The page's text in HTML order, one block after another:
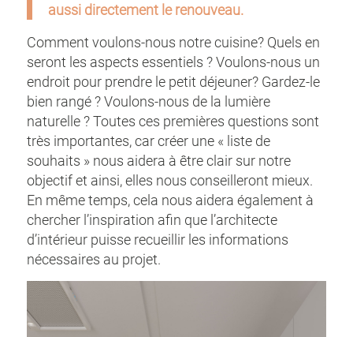
aussi directement le renouveau.
Comment voulons-nous notre cuisine? Quels en
seront les aspects essentiels ? Voulons-nous un
endroit pour prendre le petit déjeuner? Gardez-le
bien rangé ? Voulons-nous de la lumière
naturelle ? Toutes ces premières questions sont
très importantes, car créer une « liste de
souhaits » nous aidera à être clair sur notre
objectif et ainsi, elles nous conseilleront mieux.
En même temps, cela nous aidera également à
chercher l’inspiration afin que l’architecte
d’intérieur puisse recueillir les informations
nécessaires au projet.